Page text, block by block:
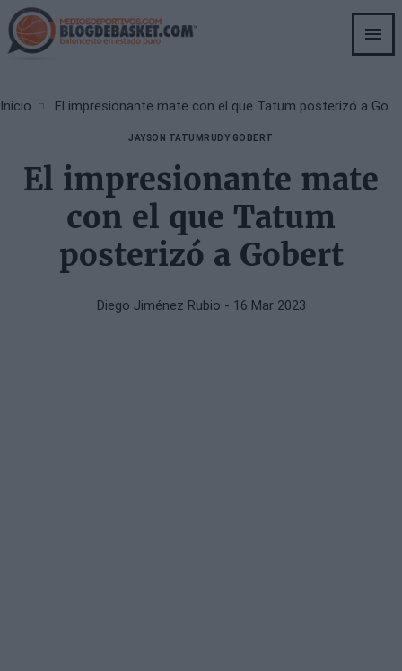
Skip
to
main
Breadcrumb
Inicio El impresionante mate con el que Tatum posterizó a Gobert
JAYSON TATUM RUDY GOBERT
El impresionante mate
con el que Tatum
posterizó a Gobert
Diego Jiménez Rubio - 16 Mar 2023